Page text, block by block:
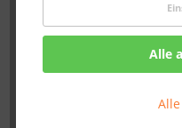
Alle